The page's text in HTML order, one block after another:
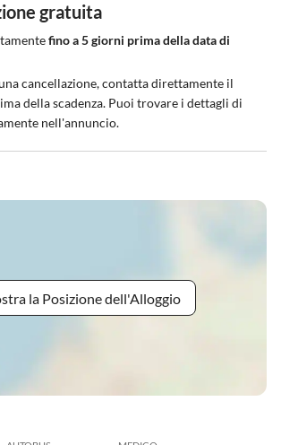
gratuita
fino a 5 giorni prima della data di
cancellazione, contatta direttamente il
della scadenza. Puoi trovare i dettagli di
nell'annuncio.
la Posizione dell'Alloggio